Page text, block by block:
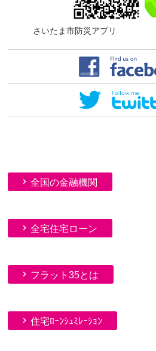
さいたま市防災アプリ
全国の金融機関
全宅住宅ローン
フラット35とは
住宅ﾛｰﾝｼｭﾐﾚｰｼｮﾝ